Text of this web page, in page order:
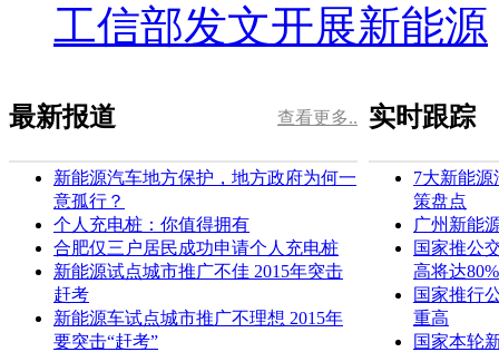
工信部发文开展新能源
查看更多..
最新报道
新能源汽车地方保护，地方政府为何一
意孤行？
个人充电桩：你值得拥有
合肥仅三户居民成功申请个人充电桩
新能源试点城市推广不佳 2015年突击
赶考
新能源车试点城市推广不理想 2015年
要突击“赶考”
实时跟踪
7大新能源
策盘点
广州新能
国家推公
高将达80%
国家推行
重高
国家本轮